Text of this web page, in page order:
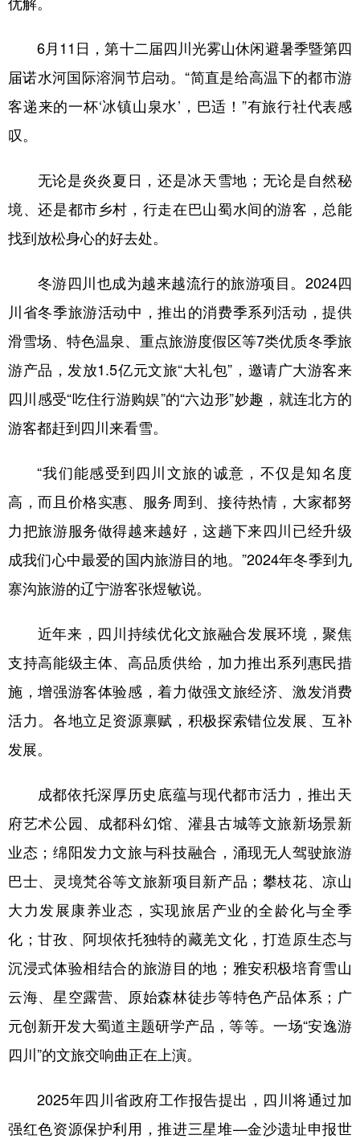
6月11日，第十二届四川光雾山休闲避暑季暨第四
届诺水河国际溶洞节启动。“简直是给高温下的都市游
客递来的一杯‘冰镇山泉水’，巴适！”有旅行社代表感
叹。
无论是炎炎夏日，还是冰天雪地；无论是自然秘
境、还是都市乡村，行走在巴山蜀水间的游客，总能
找到放松身心的好去处。
冬游四川也成为越来越流行的旅游项目。2024四
川省冬季旅游活动中，推出的消费季系列活动，提供
滑雪场、特色温泉、重点旅游度假区等7类优质冬季旅
游产品，发放1.5亿元文旅“大礼包”，邀请广大游客来
四川感受“吃住行游购娱”的“六边形”妙趣，就连北方的
游客都赶到四川来看雪。
“我们能感受到四川文旅的诚意，不仅是知名度
高，而且价格实惠、服务周到、接待热情，大家都努
力把旅游服务做得越来越好，这趟下来四川已经升级
成我们心中最爱的国内旅游目的地。”2024年冬季到九
寨沟旅游的辽宁游客张煜敏说。
近年来，四川持续优化文旅融合发展环境，聚焦
支持高能级主体、高品质供给，加力推出系列惠民措
施，增强游客体验感，着力做强文旅经济、激发消费
活力。各地立足资源禀赋，积极探索错位发展、互补
发展。
成都依托深厚历史底蕴与现代都市活力，推出天
府艺术公园、成都科幻馆、灌县古城等文旅新场景新
业态；绵阳发力文旅与科技融合，涌现无人驾驶旅游
巴士、灵境梵谷等文旅新项目新产品；攀枝花、凉山
大力发展康养业态，实现旅居产业的全龄化与全季
化；甘孜、阿坝依托独特的藏羌文化，打造原生态与
沉浸式体验相结合的旅游目的地；雅安积极培育雪山
云海、星空露营、原始森林徒步等特色产品体系；广
元创新开发大蜀道主题研学产品，等等。一场“安逸游
四川”的文旅交响曲正在上演。
2025年四川省政府工作报告提出，四川将通过加
强红色资源保护利用，推进三星堆—金沙遗址申报世